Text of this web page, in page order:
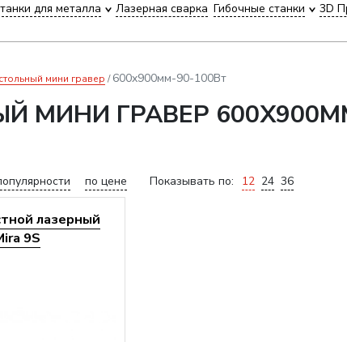
для металла Лазерная сварка Гибочные станки 3D
мини гравер 600x900мм-90-100Вт
МИНИ ГРАВЕР
по цене Показывать по: 12 24 36
лазерный
9S